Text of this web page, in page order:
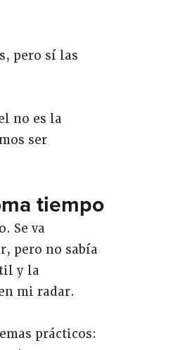
pero sí las
no es la
ser
tiempo
Se va
pero no sabía
y la
mi radar.
prácticos: